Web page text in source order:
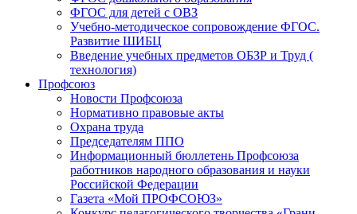
ФГОС для детей с ОВЗ
Учебно-методическое сопровождение ФГОС.
Развитие ШИБЦ
Введение учебных предметов ОБЗР и Труд (
технология)
Профсоюз
Новости Профсоюза
Нормативно правовые акты
Охрана труда
Председателям ППО
Информационный бюллетень Профсоюза
работников народного образования и науки
Российской Федерации
Газета «Мой ПРОФСОЮЗ»